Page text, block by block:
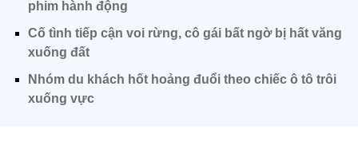
phim hành động
Cố tình tiếp cận voi rừng, cô gái bất ngờ bị hất văng
xuống đất
Nhóm du khách hốt hoảng đuổi theo chiếc ô tô trôi
xuống vực